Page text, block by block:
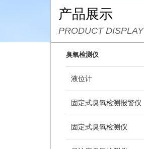
产品展示
PRODUCT DISPLAY
臭氧检测仪
液位计
固定式臭氧检测报警仪
固定式臭氧检测仪